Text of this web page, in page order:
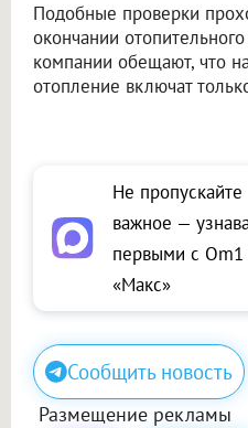
Подобные проверки
окончании
компании обещают, что
отопление включат
Не пропускайте
важное —
первыми с Om1
«Макс»
Сообщить новость
Размещение рекламы